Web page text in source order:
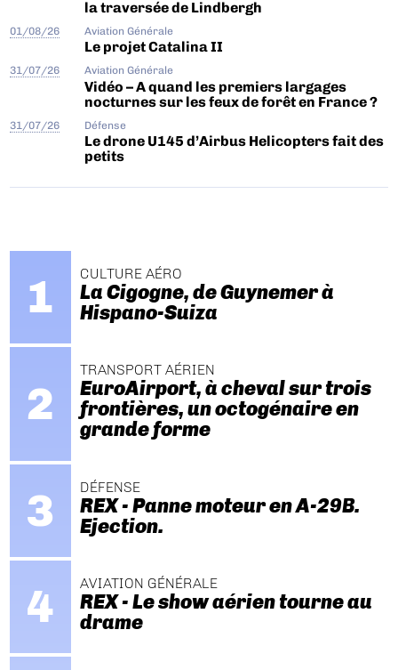
la traversée de Lindbergh
01/08/26 Aviation Générale
Le projet Catalina II
31/07/26 Aviation Générale
Vidéo – A quand les premiers largages
nocturnes sur les feux de forêt en France ?
31/07/26 Défense
Le drone U145 d’Airbus Helicopters fait des
petits
CULTURE AÉRO
La Cigogne, de Guynemer à
Hispano-Suiza
TRANSPORT AÉRIEN
EuroAirport, à cheval sur trois
frontières, un octogénaire en
grande forme
DÉFENSE
REX - Panne moteur en A-29B.
Ejection.
AVIATION GÉNÉRALE
REX - Le show aérien tourne au
drame